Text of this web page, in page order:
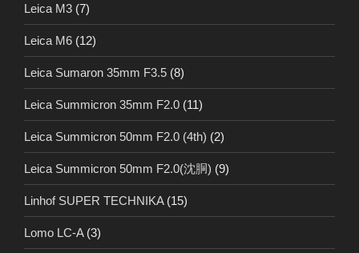
Leica M3 (7)
Leica M6 (12)
Leica Sumaron 35mm F3.5 (8)
Leica Summicron 35mm F2.0 (11)
Leica Summicron 50mm F2.0 (4th) (2)
Leica Summicron 50mm F2.0(沈胴) (9)
Linhof SUPER TECHNIKA(15)
Lomo LC-A(3)